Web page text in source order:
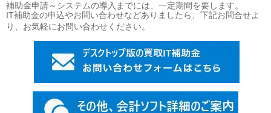
補助金申請～システムの導入までには、一定期間を要します。
IT補助金の申込やお問い合わせなどありましたら、下記お問合せよ
り、お気軽にお問い合わせください。